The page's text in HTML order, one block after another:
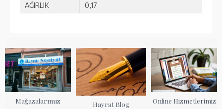
AĞIRLIK
0,17
Mağazalarımız Hayrat Blog Online Hizmetlerimiz